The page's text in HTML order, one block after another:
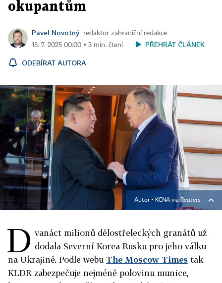
okupantům
Pavel Novotný
redaktor zahraniční redakce
15. 7. 2025 00:00 ▪ 3 min. čtení
PŘEHRÁT ČLÁNEK
ODEBÍRAT AUTORA
Autor ▪ KCNA via Reuters
D vanáct milionů dělostřeleckých granátů už
dodala Severní Korea Rusku pro jeho válku
na Ukrajině. Podle webu The Moscow Times tak
KLDR zabezpečuje nejméně polovinu munice,